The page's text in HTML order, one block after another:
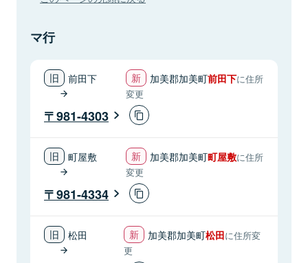
マ行
前田下 加美郡加美町前田下に住所
変更
981-4303
町屋敷 加美郡加美町町屋敷に住所
変更
981-4334
松田 加美郡加美町松田に住所変
更